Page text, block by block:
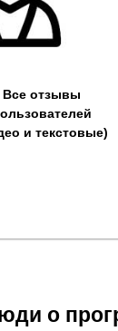
Все отзывы
и текстовые)
о